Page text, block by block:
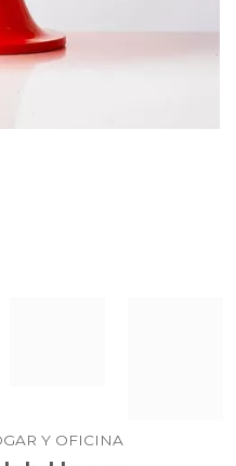
Y OFICINA